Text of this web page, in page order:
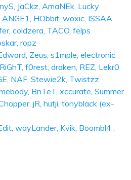
JaCkz, AmaNEk, Lucky
ANGE1, HObbit, woxic, ISSAA
coldzera, TACO, felps
ropz
Zeus, s1mple, electronic
f0rest, draken, REZ, Lekr0
NAF, Stewie2k, Twistzz
BnTeT, xccurate, Summer
jR, hutji, tonyblack (ex-
wayLander, Kvik, Boombl4 ,